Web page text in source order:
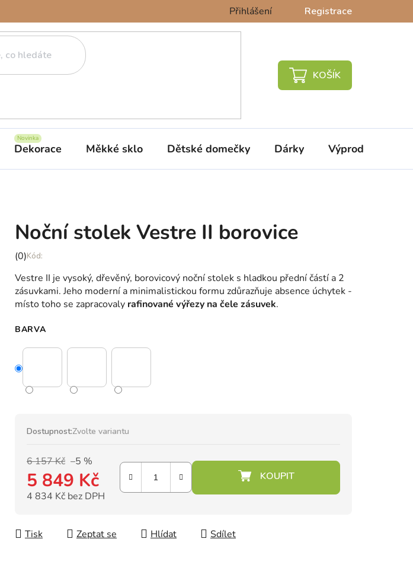
Přihlášení Registrace
NÁKUPNÍ
Dekorace Měkké sklo Dětské domečky Dárky Výprodej %
Noční stolek Vestre II borovice
Průměrné
produktu
je
0,0
5
hvězdiček.
(0)
Vestre II je vysoký, dřevěný, borovicový noční stolek s hladkou přední částí a 2
zásuvkami. Jeho moderní a minimalistickou formu zdůrazňuje absence úchytek -
místo toho se zapracovaly rafinované výřezy na čele zásuvek.
BARVA
Dostupnost:Zvolte variantu
6 157 Kč –5 %
5 849 Kč
4 834 Kč bez DPH
Tisk
Zeptat se Hlídat Sdílet